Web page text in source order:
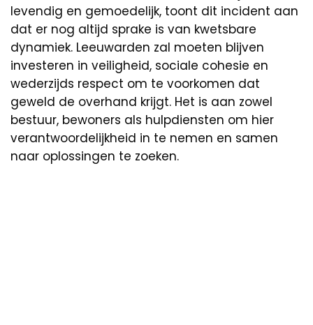
levendig en gemoedelijk, toont dit incident aan
dat er nog altijd sprake is van kwetsbare
dynamiek. Leeuwarden zal moeten blijven
investeren in veiligheid, sociale cohesie en
wederzijds respect om te voorkomen dat
geweld de overhand krijgt. Het is aan zowel
bestuur, bewoners als hulpdiensten om hier
verantwoordelijkheid in te nemen en samen
naar oplossingen te zoeken.